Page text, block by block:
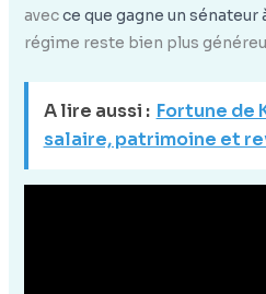
avecce que gagne un sénateur
régime reste bien plus
A lire aussi : Fortune de
salaire, patrimoine et